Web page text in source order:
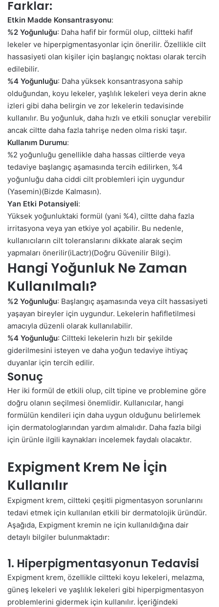
Farklar:
Etkin Madde Konsantrasyonu:
%2 Yoğunluğu: Daha hafif bir formül olup, ciltteki hafif
lekeler ve hiperpigmentasyonlar için önerilir. Özellikle cilt
hassasiyeti olan kişiler için başlangıç noktası olarak tercih
edilebilir.
%4 Yoğunluğu: Daha yüksek konsantrasyona sahip
olduğundan, koyu lekeler, yaşlılık lekeleri veya derin akne
izleri gibi daha belirgin ve zor lekelerin tedavisinde
kullanılır. Bu yoğunluk, daha hızlı ve etkili sonuçlar verebilir
ancak ciltte daha fazla tahrişe neden olma riski taşır.
Kullanım Durumu:
%2 yoğunluğu genellikle daha hassas ciltlerde veya
tedaviye başlangıç aşamasında tercih edilirken, %4
yoğunluğu daha ciddi cilt problemleri için uygundur​
(Yasemin)​(Bizde Kalmasın).
Yan Etki Potansiyeli:
Yüksek yoğunluktaki formül (yani %4), ciltte daha fazla
irritasyona veya yan etkiye yol açabilir. Bu nedenle,
kullanıcıların cilt toleranslarını dikkate alarak seçim
yapmaları önerilir​(iLactr)​(Doğru Güvenilir Bilgi).
Hangi Yoğunluk Ne Zaman
Kullanılmalı?
%2 Yoğunluğu: Başlangıç aşamasında veya cilt hassasiyeti
yaşayan bireyler için uygundur. Lekelerin hafifletilmesi
amacıyla düzenli olarak kullanılabilir.
%4 Yoğunluğu: Ciltteki lekelerin hızlı bir şekilde
giderilmesini isteyen ve daha yoğun tedaviye ihtiyaç
duyanlar için tercih edilir.
Sonuç
Her iki formül de etkili olup, cilt tipine ve problemine göre
doğru olanın seçilmesi önemlidir. Kullanıcılar, hangi
formülün kendileri için daha uygun olduğunu belirlemek
için dermatologlarından yardım almalıdır. Daha fazla bilgi
için ürünle ilgili kaynakları incelemek faydalı olacaktır.
Expigment Krem Ne İçin
Kullanılır
Expigment krem, ciltteki çeşitli pigmentasyon sorunlarını
tedavi etmek için kullanılan etkili bir dermatolojik üründür.
Aşağıda, Expigment kremin ne için kullanıldığına dair
detaylı bilgiler bulunmaktadır:
1. Hiperpigmentasyonun Tedavisi
Expigment krem, özellikle ciltteki koyu lekeleri, melazma,
güneş lekeleri ve yaşlılık lekeleri gibi hiperpigmentasyon
problemlerini gidermek için kullanılır. İçeriğindeki